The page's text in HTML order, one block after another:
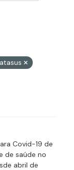
Covid-19 de
de saúde no
abril de